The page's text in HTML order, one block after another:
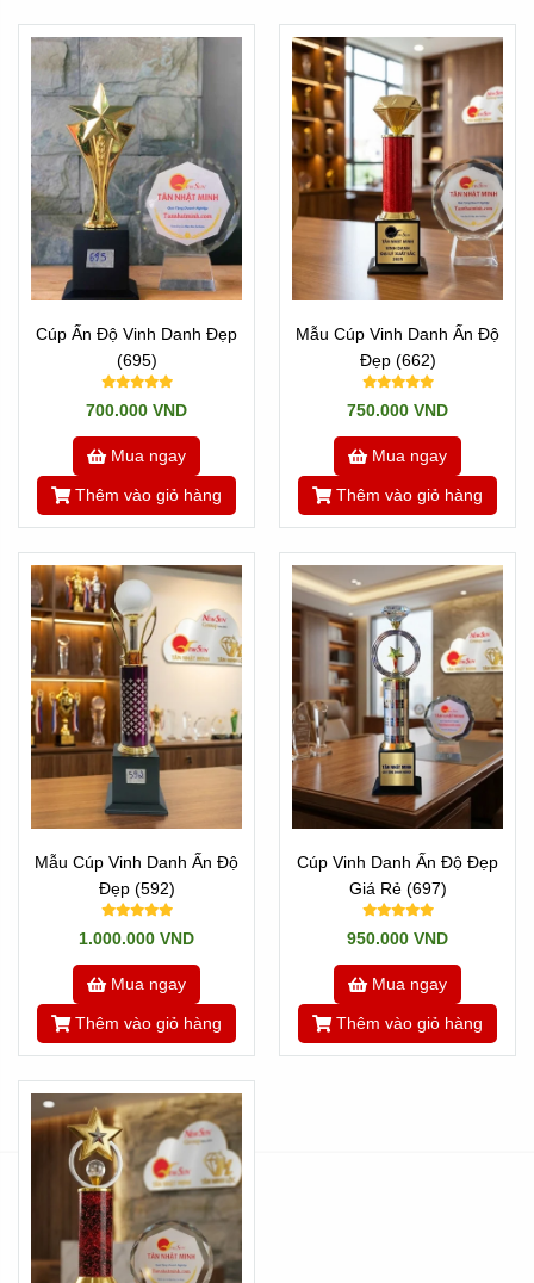
Cúp Ấn Độ Vinh Danh Đẹp
(695)
700.000 VND
Mua ngay
Thêm vào giỏ hàng
Mẫu Cúp Vinh Danh Ấn Độ
Đẹp (662)
750.000 VND
Mua ngay
Thêm vào giỏ hàng
Mẫu Cúp Vinh Danh Ấn Độ
Đẹp (592)
1.000.000 VND
Mua ngay
Thêm vào giỏ hàng
Cúp Vinh Danh Ấn Độ Đẹp
Giá Rẻ (697)
950.000 VND
Mua ngay
Thêm vào giỏ hàng